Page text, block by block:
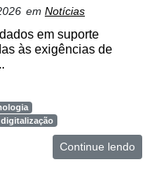
em Notícias
em suporte
às exigências de
digitalização
Continue lendo